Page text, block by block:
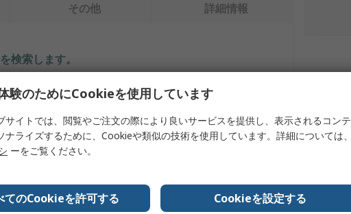
その他 詳細情報
検索します。
内容
Master Lock
ロックアウト
赤
験のためにCookieを使用しています
サイトでは、閲覧やご注文の際により良いサービスを提供し、表示されるコンテ
ナライズするために、Cookieや類似の技術を使用しています。詳細については、
ーをご覧ください。
てのCookieを許可する Cookieを設定する